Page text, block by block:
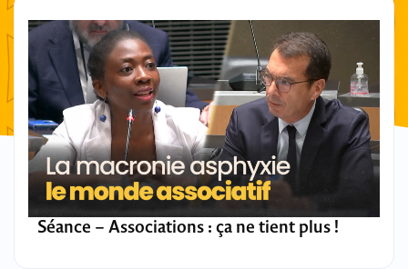
Séance – Associations : ça ne tient plus !